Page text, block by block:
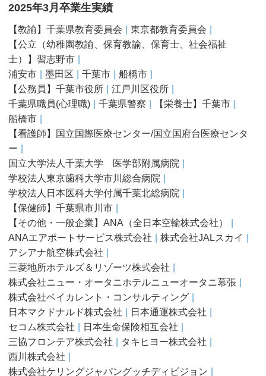
2025年3月卒業生実績
【教諭】千葉県教育委員会
東京都教育委員会
【公立（幼稚園教諭、保育教諭、保育士、社会福祉
士）】習志野市
浦安市
墨田区 千葉市
船橋市
【公務員】千葉市役所
江戸川区役所
千葉県職員(心理職)
千葉県警察
【栄養士】千葉市
船橋市
【看護師】国立国際医療センター/国立国府台医療センタ
ー
国立大学法人千葉大学 医学部附属病院
学校法人東京歯科大学市川総合病院
学校法人日本医科大学付属千葉北総病院
【保健師】千葉県市川市
【その他・一般企業】ANA（全日本空輸株式会社）
ANAエアポートサービス株式会社
株式会社JALスカイ
アシアナ航空株式会社
三菱地所ホテルズ＆リゾーツ株式会社
株式会社ニュー・オータニホテルニューオータニ幕張
株式会社ベイカレント・コンサルティング
日本マクドナルド株式会社
日本通運株式会社
セコム株式会社
日本生命保険相互会社
三協フロンテア株式会社
タキヒヨー株式会社
西川株式会社
株式会社ケリングジャパングッチディビジョン